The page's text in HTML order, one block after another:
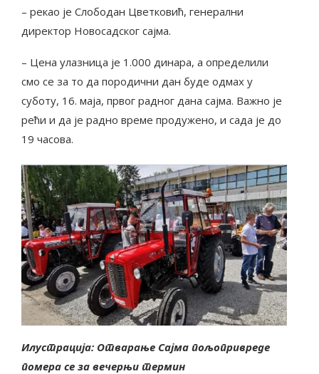
– рекао је Слободан Цветковић, генерални
директор Новосадског сајма.
– Цена улазница је 1.000 динара, а определили
смо се за то да породични дан буде одмах у
суботу, 16. маја, првог радног дана сајма. Важно је
рећи и да је радно време продужено, и сада је до
19 часова.
Илустрација: Отварање Сајма пољопривреде
помера се за вечерњи термин